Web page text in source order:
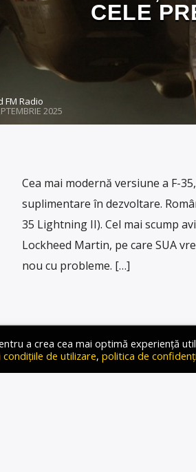
CELE
FM Radio
2025
Cea mai modernă versiune a F-
suplimentare în dezvoltare.
35 Lightning II). Cel mai scump
Lockheed Martin, pe care SUA
nou cu probleme. […]
a crea cea mai optimă experiență
de utilizare, politica de